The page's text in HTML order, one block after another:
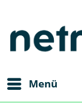
Menü